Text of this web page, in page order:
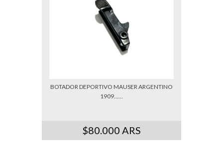
BOTADOR DEPORTIVO MAUSER ARGENTINO
1909......
$80.000 ARS